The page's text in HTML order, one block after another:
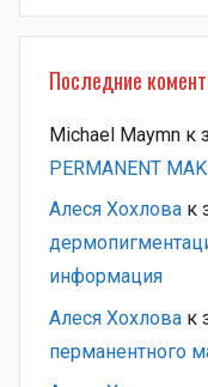
Последние
Michael Maymn к
PERMANENT
Алеся Хохлова к
информация
Алеся Хохлова к
перманентного